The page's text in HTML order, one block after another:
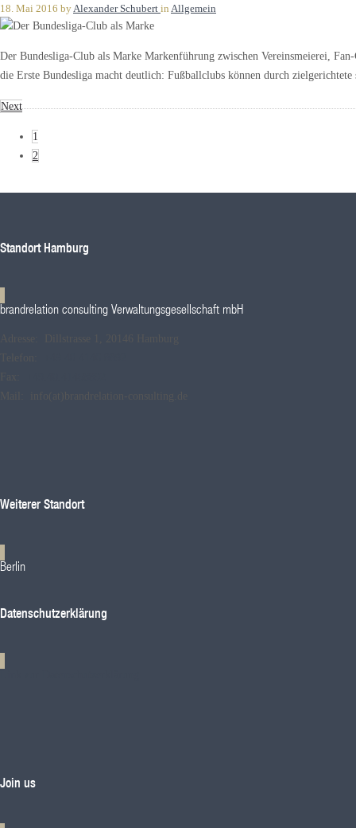
18. Mai 2016 byAlexander Schubert in Allgemein
Der Bundesliga-Club als Marke Markenführung zwischen Vereinsmeierei,
die Erste Bundesliga macht deutlich: Fußballclubs können durch
Next
1
2
Standort Hamburg
brandrelation consulting Verwaltungsgesellschaft mbH
Adresse: Dillstrasse 1, 20146 Hamburg
Telefon:
Fax:
Mail: info(at)brandrelation-consulting.de
Weiterer Standort
Berlin
Datenschutzerklärung
Join us